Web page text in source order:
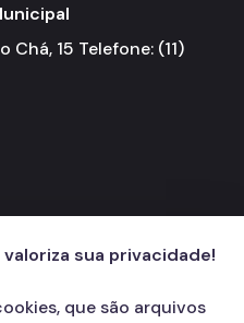
15 Telefone: (11)
sua privacidade!
que são arquivos